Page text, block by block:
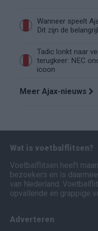
Wanneer speelt
Dit zijn de
Tadic lonkt naar
terugkeer: NEC
icoon
Meer Ajax-nieuws
Wat is voetbalflitsen?
Voetbalflitsen heeft
bezoekers en is
van Nederland.
opvallende en grappige
Adverteren